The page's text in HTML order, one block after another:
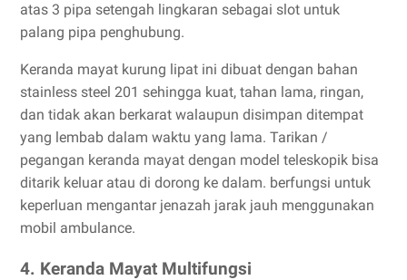
atas 3 pipa setengah lingkaran sebagai slot untuk
palang pipa penghubung.
Keranda mayat kurung lipat ini dibuat dengan bahan
stainless steel 201 sehingga kuat, tahan lama, ringan,
dan tidak akan berkarat walaupun disimpan ditempat
yang lembab dalam waktu yang lama. Tarikan /
pegangan keranda mayat dengan model teleskopik bisa
ditarik keluar atau di dorong ke dalam. berfungsi untuk
keperluan mengantar jenazah jarak jauh menggunakan
mobil ambulance.
4. Keranda Mayat Multifungsi